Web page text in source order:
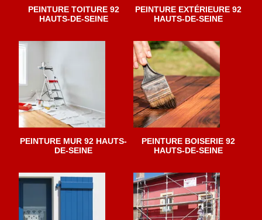
PEINTURE TOITURE 92
HAUTS-DE-SEINE
PEINTURE EXTÉRIEURE 92
HAUTS-DE-SEINE
PEINTURE MUR 92 HAUTS-
DE-SEINE
PEINTURE BOISERIE 92
HAUTS-DE-SEINE